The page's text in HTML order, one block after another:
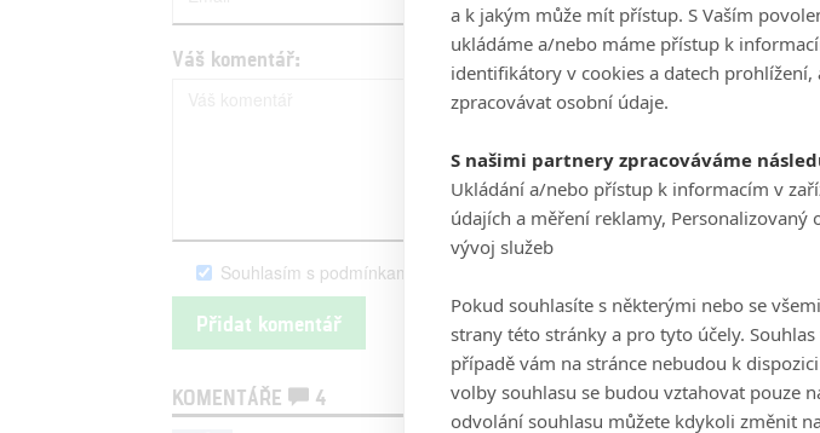
Váš komentář:
Souhlasím s podmínkami serveru FandimeFilmu.cz
KOMENTÁŘE
4
a k jakým může mít přístup. S Vaším
ukládáme a/nebo máme přístup k
identifikátory v cookies a datech
zpracovávat osobní údaje.
S našimi partnery zpracováváme
Ukládání a/nebo přístup k informacím v
údajích a měření reklamy,
vývoj služeb
Pokud souhlasíte s některými nebo se
strany této stránky a pro tyto účely.
případě vám na stránce nebudou k
volby souhlasu se budou vztahovat pouze
odvolání souhlasu můžete kdykoli změnit